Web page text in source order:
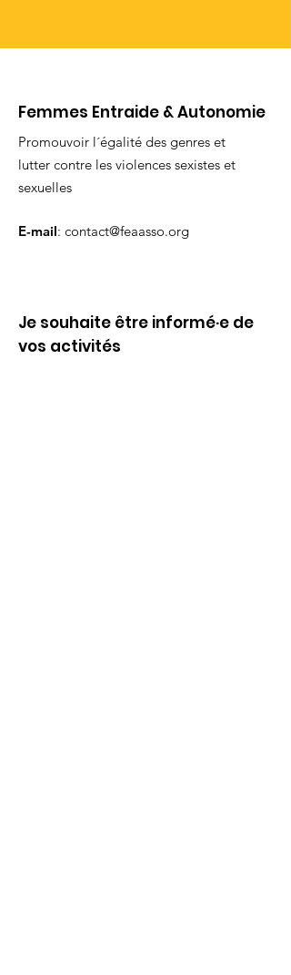
Femmes Entraide & Autonomie
Promouvoir l´égalité des genres et
lutter contre les violences sexistes et
sexuelles
E-mail: contact@feaasso.org
Je souhaite être informé·e de
vos activités